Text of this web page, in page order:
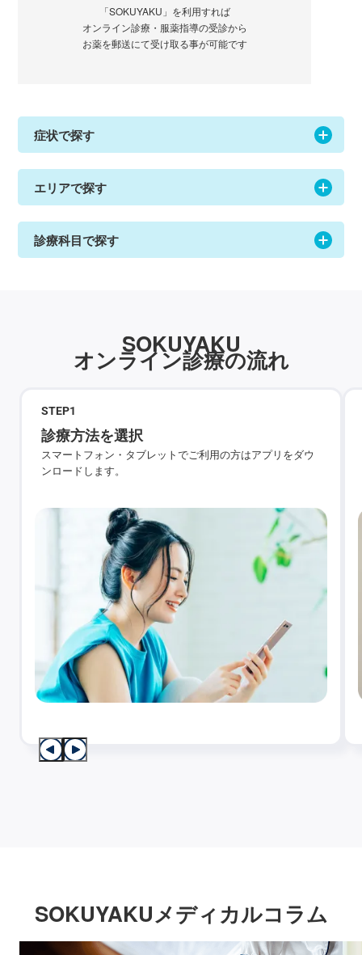
「SOKUYAKU」を利用すれば
オンライン診療・服薬指導の受診から
お薬を郵送にて受け取る事が可能です
症状で探す
エリアで探す
診療科目で探す
SOKUYAKU
オンライン診療の流れ
STEP1
診療方法を選択
スマートフォン・タブレットでご利用の方はアプリをダウ
ンロードします。
SOKUYAKUメディカルコラム